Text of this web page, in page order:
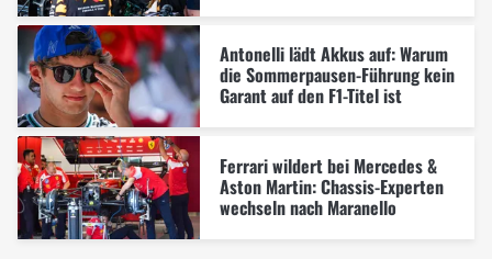
Antonelli lädt Akkus auf: Warum
die Sommerpausen-Führung kein
Garant auf den F1-Titel ist
Ferrari wildert bei Mercedes &
Aston Martin: Chassis-Experten
wechseln nach Maranello